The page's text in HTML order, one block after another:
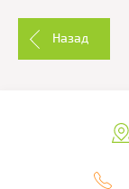
Назад